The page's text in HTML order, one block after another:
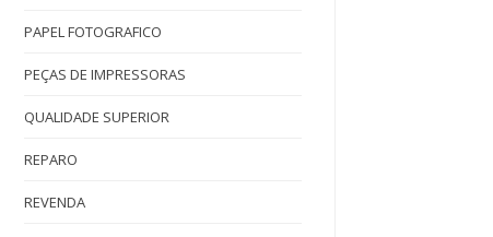
PAPEL FOTOGRAFICO
PEÇAS DE IMPRESSORAS
QUALIDADE SUPERIOR
REPARO
REVENDA